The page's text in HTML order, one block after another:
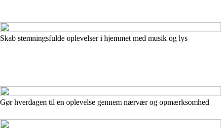
Skab stemningsfulde oplevelser i hjemmet med musik og lys
Gør hverdagen til en oplevelse gennem nærvær og opmærksomhed